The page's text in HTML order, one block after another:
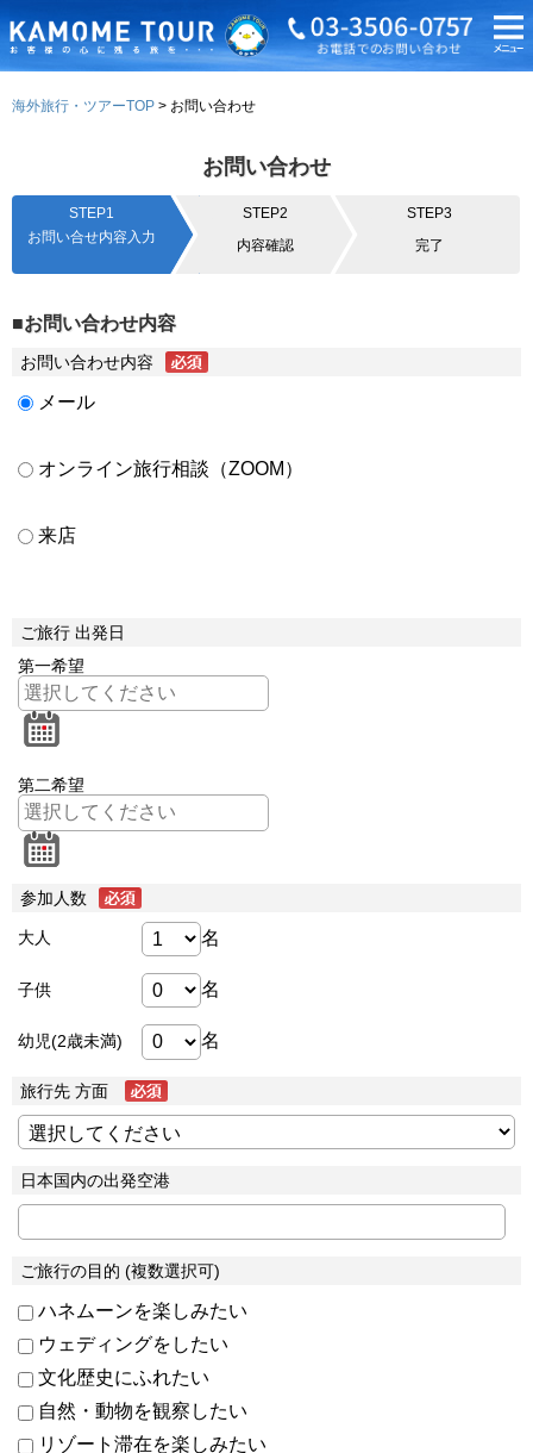
海外旅行・ツアーTOP お問い合わせ
お問い合わせ
STEP1
お問い合せ内容入力
STEP2
内容確認
STEP3
完了
■お問い合わせ内容
お問い合わせ内容
メール
オンライン旅行相談（ZOOM）
来店
ご旅行 出発日
第一希望
第二希望
参加人数
大人 名
子供 名
幼児(2歳未満) 名
旅行先 方面
日本国内の出発空港
ご旅行の目的 (複数選択可)
ハネムーンを楽しみたい
ウェディングをしたい
文化歴史にふれたい
自然・動物を観察したい
リゾート滞在を楽しみたい